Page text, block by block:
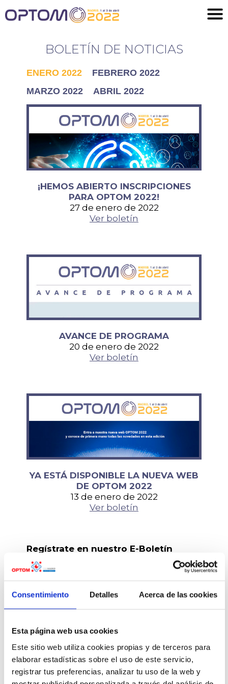
Consentimiento Detalles Acerca de las cookies
Esta página web usa cookies
Este sitio web utiliza cookies propias y de terceros para
elaborar estadísticas sobre el uso de este servicio,
registrar tus preferencias, analizar tu uso de la web y
BOLETÍN DE NOTICIAS
ENERO 2022
FEBRERO 2022
MARZO 2022
ABRIL 2022
¡HEMOS ABIERTO INSCRIPCIONES
PARA OPTOM 2022!
27 de enero de 2022
Ver boletín
AVANCE DE PROGRAMA
20 de enero de 2022
Ver boletín
YA ESTÁ DISPONIBLE LA NUEVA WEB
DE OPTOM 2022
13 de enero de 2022
Ver boletín
Regístrate en nuestro E-Boletín
Regístrate en nuestro E-Boletín de
noticias y recibirás de primera mano
todas las novedades del Congreso.
válida